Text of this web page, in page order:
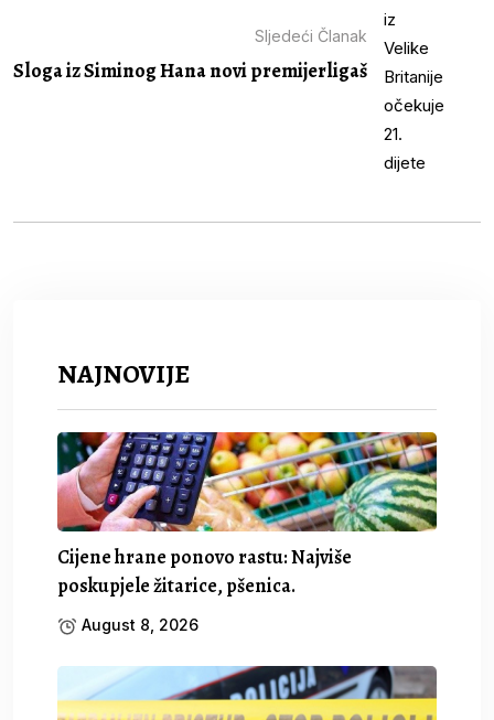
Sljedeći Članak
Sloga iz Siminog Hana novi premijerligaš
NAJNOVIJE
Cijene hrane ponovo rastu: Najviše
poskupjele žitarice, pšenica.
August 8, 2026